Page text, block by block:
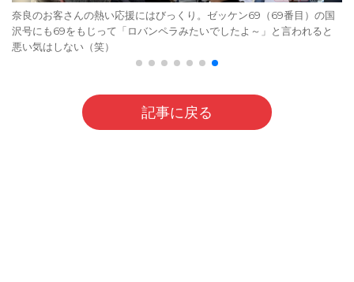
奈良のお客さんの熱い応援にはびっくり。ゼッケン69（69番目）の国
沢号にも69をもじって「ロバンペラみたいでしたよ～」と言われると
悪い気はしない（笑）
記事に戻る